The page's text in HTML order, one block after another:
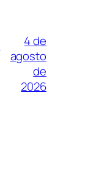
4 de
agosto
de
2026